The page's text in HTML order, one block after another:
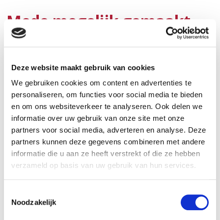
Deze website maakt gebruik van cookies
We gebruiken cookies om content en advertenties te
personaliseren, om functies voor social media te bieden
en om ons websiteverkeer te analyseren. Ook delen we
informatie over uw gebruik van onze site met onze
partners voor social media, adverteren en analyse. Deze
partners kunnen deze gegevens combineren met andere
informatie die u aan ze heeft verstrekt of die ze hebben
verzameld op basis van uw gebruik van hun services.
Noodzakelijk
Mede mogelijk gemaakt
door donateurs
De AVL Foundation hielp mee om deze innovatie
naar de technische beschrijving van de methode, maar
ook naar de onderzoekers die aan de basis stonden van
deze ontwikkeling: Marieke Straver en Marie-Jeanne
Vrancken Peeters.
Over de Patient Impact
De Patient Impact Award is de jaarlijkse prijs van het